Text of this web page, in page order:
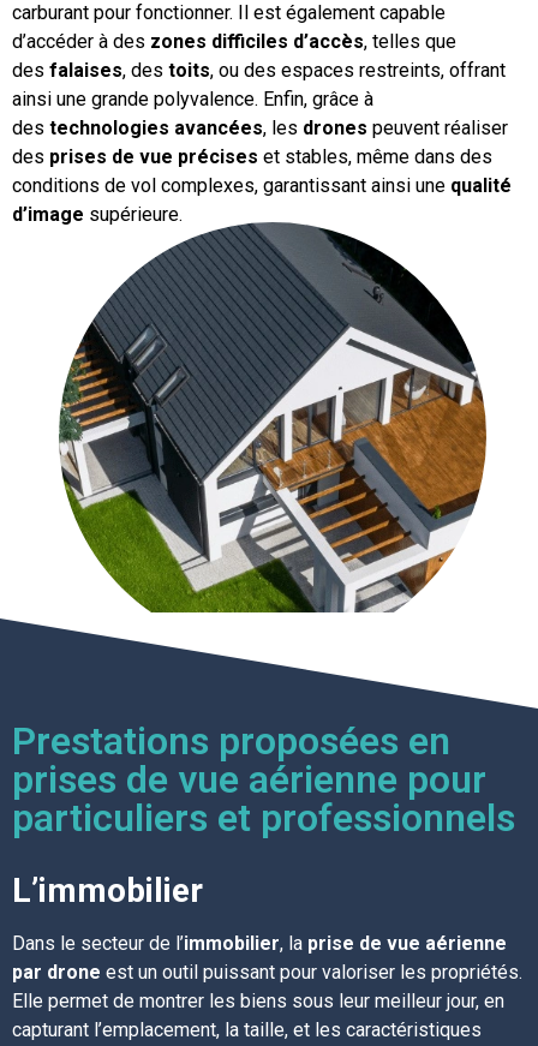
carburant pour fonctionner. Il est également capable
d’accéder à des zones difficiles d’accès, telles que
des falaises, des toits, ou des espaces restreints, offrant
ainsi une grande polyvalence. Enfin, grâce à
des technologies avancées, les drones peuvent réaliser
des prises de vue précises et stables, même dans des
conditions de vol complexes, garantissant ainsi une qualité
d’image supérieure.
Prestations proposées en
prises de vue aérienne pour
particuliers et professionnels
L’immobilier
Dans le secteur de l’immobilier, la prise de vue aérienne
par drone est un outil puissant pour valoriser les propriétés.
Elle permet de montrer les biens sous leur meilleur jour, en
capturant l’emplacement, la taille, et les caractéristiques